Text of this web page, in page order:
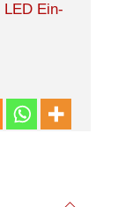
LED Ein-